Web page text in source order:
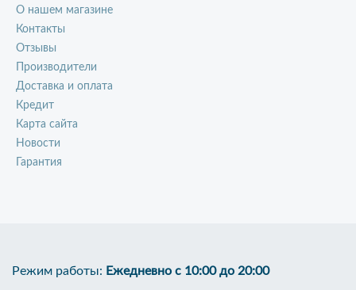
О нашем магазине
Контакты
Отзывы
Производители
Доставка и оплата
Кредит
Карта сайта
Новости
Гарантия
Режим работы: Ежедневно с 10:00 до 20:00